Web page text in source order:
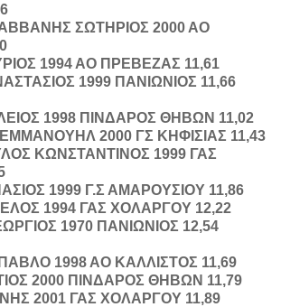
ΣΩΤΗΡΙΟΣ 2000 ΑΟ
1994 ΑΟ ΠΡΕΒΕΖΑΣ 11,61
1999 ΠΑΝΙΩΝΙΟΣ 11,66
1998 ΠΙΝΔΑΡΟΣ ΘΗΒΩΝ 11,02
ΕΜΜΑΝΟΥΗΛ 2000 ΓΣ ΚΗΦΙΣΙΑΣ 11,43
ΚΩΝΣΤΑΝΤΙΝΟΣ 1999 ΓΑΣ
1999 Γ.Σ ΑΜΑΡΟΥΣΙΟΥ 11,86
1994 ΓΑΣ ΧΟΛΑΡΓΟΥ 12,22
1970 ΠΑΝΙΩΝΙΟΣ 12,54
ΠΑΒΛΟ 1998 ΑΟ ΚΑΛΛΙΣΤΟΣ 11,69
2000 ΠΙΝΔΑΡΟΣ ΘΗΒΩΝ 11,79
2001 ΓΑΣ ΧΟΛΑΡΓΟΥ 11,89